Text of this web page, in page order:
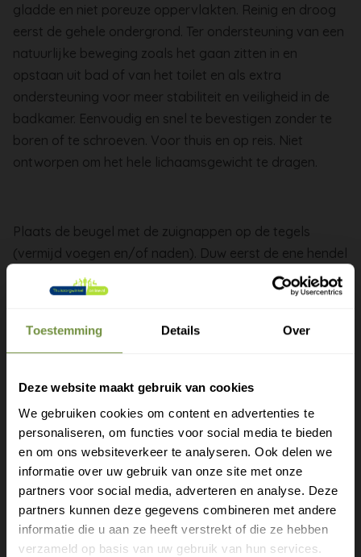
Toestemming Details Over
Deze website maakt gebruik van cookies
We gebruiken cookies om content en advertenties te
personaliseren, om functies voor social media te bieden
en om ons websiteverkeer te analyseren. Ook delen we
informatie over uw gebruik van onze site met onze
partners voor social media, adverteren en analyse. Deze
partners kunnen deze gegevens combineren met andere
informatie die u aan ze heeft verstrekt of die ze hebben
verzameld op basis van uw gebruik van hun services.
gladde en niet poreuze oppervlakten. Reinig en droog
eerst de gehele ondergrond. Ter ondersteuning van een
natuurlijke beweging zoals het gaan zitten in en
opstaan uit bad of van het toilet en als extra
ondersteuning voor meer stabiliteit en veiligheid in de
badkamer. Eenvoudig en snel te bevestigen zonder te
boren of te schroeven. Voor thuis en op reis. Niet
ontworpen om het hele lichaamsgewicht te dragen.
Plaats de beugel met de zuignappen op de tegels
(vermijd voegen en/of naden). Duw eerst de ene hendel
naar beneden en daarna de andere om de beugel te
bevestigen. Als de indicator op groen staat is de beugel
verticaal of diagonaal bevestigen. Indien de indicator
de beugel niet (meer) goed vast zit. De beugel opnieuw
bevestigen. De beugel kan men verwijderen door de
hendels omhoog te trekken. De Quick Mobile Rail is
gemaakt van hoogwaardig kunststof en is verkrijgbaar
in twee verschillende modellen
Gratis verzending?
Laat je e-mail achter.
Meld je aan voor onze nieuwsbrief en
ontvang direct een gratis verzending